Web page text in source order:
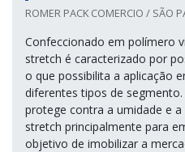
ROMER PACK COMERCIO / SÃO
Confeccionado em polímero
stretch é caracterizado por
o que possibilita a aplicação
diferentes tipos de
protege contra a umidade e
stretch principalmente para
objetivo de imobilizar a